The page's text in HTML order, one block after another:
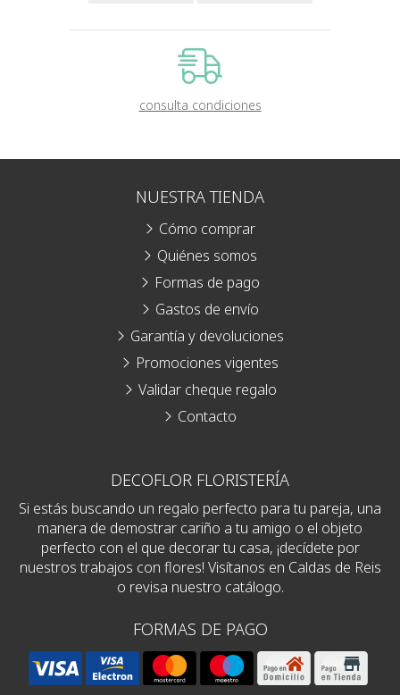
consulta condiciones
DECOFLOR FLORISTERÍA
Si estás buscando un regalo perfecto para tu pareja, una
manera de demostrar cariño a tu amigo o el objeto
perfecto con el que decorar tu casa, ¡decídete por
nuestros trabajos con flores! Visítanos en Caldas de Reis
o revisa nuestro catálogo.
FORMAS DE PAGO
NUESTRA TIENDA
Cómo comprar
Quiénes somos
Formas de pago
Gastos de envío
Garantía y devoluciones
Promociones vigentes
Validar cheque regalo
Contacto